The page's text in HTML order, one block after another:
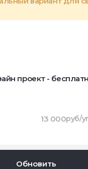
проект -
13 000руб/
Обновить